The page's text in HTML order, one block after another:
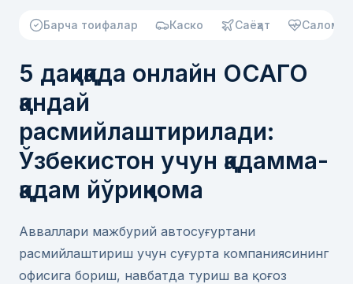
Барча тоифалар Каско Саёҳат
5 дақиқада онлайн ОСАГО
қандай
расмийлаштирилади:
Ўзбекистон учун қадамма-
қадам йўриқнома
Авваллари мажбурий автосуғуртани
расмийлаштириш учун суғурта компаниясининг
офисига бориш, навбатда туриш ва қоғоз